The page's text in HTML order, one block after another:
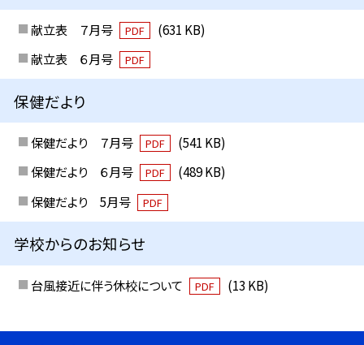
献立表 ７月号 PDF
(631 KB)
献立表 ６月号
PDF
保健だより
保健だより ７月号 PDF
(541 KB)
保健だより ６月号
PDF
(489 KB)
保健だより 5月号
PDF
学校からのお知らせ
台風接近に伴う休校について PDF (13 KB)